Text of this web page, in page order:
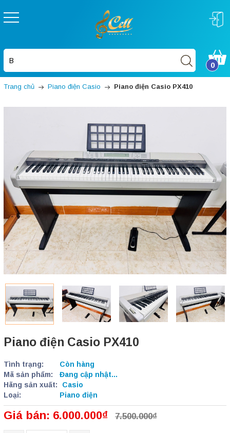
0
Trang chủ Piano điện Casio Piano điện Casio PX410
Piano điện Casio PX410
Tình trạng:
Còn hàng
Mã sản phẩm:
Đang cập nhật...
Hãng sản xuất:
Casio
Loại:
Piano điện
Giá bán: 6.000.000₫ 7.500.000₫